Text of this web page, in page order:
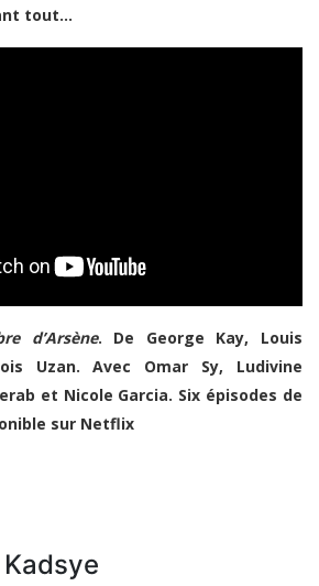
tout…
d’Arsène. De George Kay, Louis
Uzan. Avec Omar Sy, Ludivine
et Nicole Garcia. Six épisodes de
sur Netflix